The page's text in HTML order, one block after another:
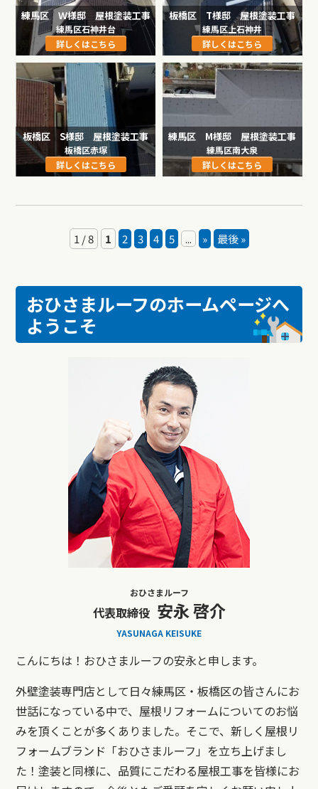
練馬区 Ｗ様邸 屋根塗装工事
練馬区石神井台
詳しくはこちら
板橋区 T様邸 屋根塗装工事
練馬区上石神井
詳しくはこちら
板橋区 S様邸 屋根塗装工事
板橋区赤塚
詳しくはこちら
練馬区 M様邸 屋根塗装工事
練馬区南大泉
詳しくはこちら
1 / 8 1 2 3 4 5 ... » 最後 »
おひさまルーフのホームページへ
ようこそ
おひさまルーフ
代表取締役 安永 啓介
YASUNAGA KEISUKE
こんにちは！おひさまルーフの安永と申します。
外壁塗装専門店として日々練馬区・板橋区の皆さんにお
世話になっている中で、屋根リフォームについてのお悩
みを頂くことが多くありました。そこで、新しく屋根リ
フォームブランド「おひさまルーフ」を立ち上げまし
た！塗装と同様に、品質にこだわる屋根工事を皆様にお